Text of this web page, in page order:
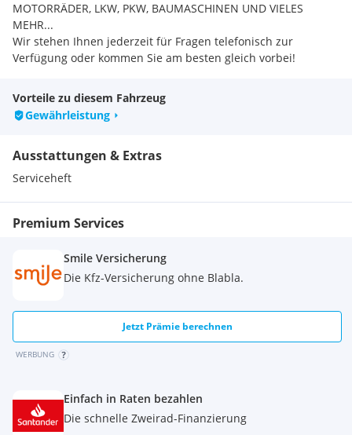
MOTORRÄDER, LKW, PKW, BAUMASCHINEN UND VIELES
MEHR...
Wir stehen Ihnen jederzeit für Fragen telefonisch zur
Verfügung oder kommen Sie am besten gleich vorbei!
Vorbehaltlich Irrtümlich, Schreibfehler und Zwischenverkauf!
Vorteile zu diesem Fahrzeug
Gewährleistung
Ausstattungen & Extras
Serviceheft
Premium Services
Smile Versicherung
Die Kfz-Versicherung ohne Blabla.
Jetzt Prämie berechnen
WERBUNG
Einfach in Raten bezahlen
Die schnelle Zweirad-Finanzierung